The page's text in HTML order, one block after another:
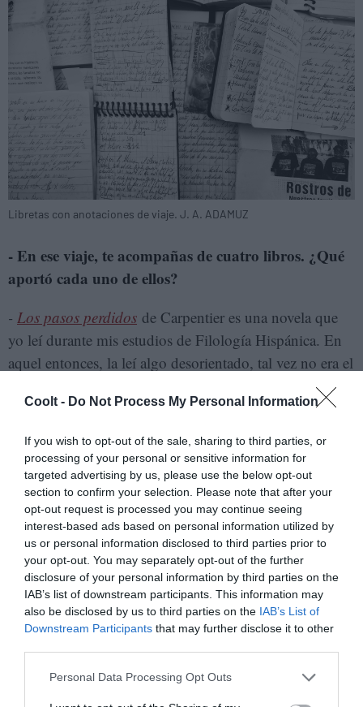
Coolt - Do Not Process My Personal Information
If you wish to opt-out of the sale, sharing to third parties, or
processing of your personal or sensitive information for
targeted advertising by us, please use the below opt-out
section to confirm your selection. Please note that after your
opt-out request is processed you may continue seeing
interest-based ads based on personal information utilized by
us or personal information disclosed to third parties prior to
your opt-out. You may separately opt-out of the further
disclosure of your personal information by third parties on the
IAB’s list of downstream participants. This information may
also be disclosed by us to third parties on the IAB’s List of
Downstream Participants that may further disclose it to other
Personal Data Processing Opt Outs
Libretas con anotaciones de viaje. J. A. ADAMUZ
- En ese viaje, te acompañas de cuatro libros. ¿Qué
aportó cada uno de ellos?
- Los pasos perdidos de Carpentier es una novela que
yo leí durante mis estudios de Filología Hispánica. En
aquel entonces, la leí algo desorientado, tal vez no era el
momento, pero estaba en el programa de la asignatura
de Literatura Hispanoamericana. No me di cuenta de
irme de viaje. El personaje es alguien que ha
abandonado los sueños por una vida más práctica. Un
músico que se dedica a hacer música para anuncios y ha
renunciado a la creación de otro tipo de obras más
personales. Él también se da cuenta e intenta cambiarlo
durante un viaje. Era como una guía que me iba a
hablar del viaje transformador que yo estaba
emprendiendo.RayueladeCortázar es para mí el libro
definitivo, el que me llevaría a una isla abandonada, en
él está todo. Es un libro-universo, porque lo puedes
abrir por cualquier página, leer boca arriba o boca abajo